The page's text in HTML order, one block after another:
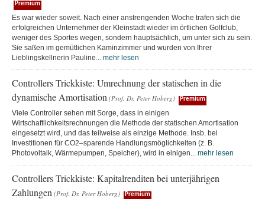
Premium
Es war wieder soweit. Nach einer anstrengenden Woche trafen sich die
erfolgreichen Unternehmer der Kleinstadt wieder im örtlichen Golfclub,
weniger des Sportes wegen, sondern hauptsächlich, um unter sich zu sein.
Sie saßen im gemütlichen Kaminzimmer und wurden von Ihrer
Lieblingskellnerin Pauline... mehr lesen
Controllers Trickkiste: Umrechnung der statischen in die
dynamische Amortisation (Prof. Dr. Peter Hoberg) Premium
Viele Controller sehen mit Sorge, dass in einigen
Wirtschaftlichkeitsrechnungen die Methode der statischen Amortisation
eingesetzt wird, und das teilweise als einzige Methode. Insb. bei
Investitionen für CO2–sparende Handlungsmöglichkeiten (z. B.
Photovoltaik, Wärmepumpen, Speicher), wird in einigen... mehr lesen
Controllers Trickkiste: Kapitalrenditen bei unterjährigen
Zahlungen (Prof. Dr. Peter Hoberg) Premium